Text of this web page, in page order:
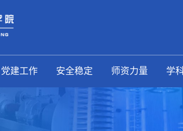
党建工作 安全稳定 师资力量 学